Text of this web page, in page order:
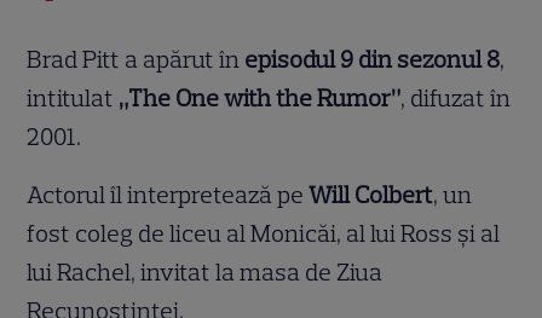
Brad Pitt a apărut în episodul 9 din sezonul 8,
intitulat „The One with the Rumor”, difuzat în
2001.
Actorul îl interpretează peWill Colbert, un
fost coleg de liceu al Monicăi, al lui Ross și al
lui Rachel, invitat la masa de Ziua
Recunoștinței.